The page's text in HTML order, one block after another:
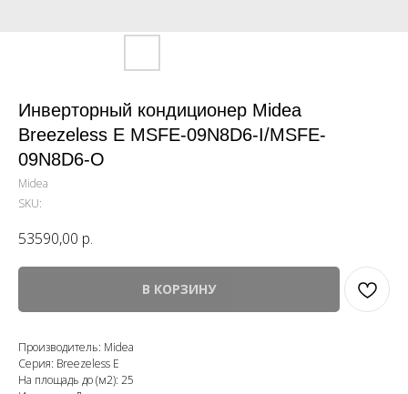
Инверторный кондиционер Midea
Breezeless E MSFE-09N8D6-I/MSFE-
09N8D6-O
Midea
SKU:
53590,00 р.
В КОРЗИНУ
Производитель: Midea
Серия: Breezeless E
На площадь до (м2): 25